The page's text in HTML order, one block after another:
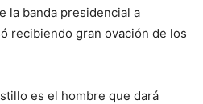
la banda presidencial a
recibiendo gran ovación de los
es el hombre que dará